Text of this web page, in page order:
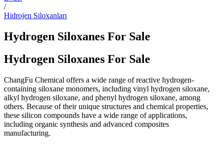
/
Hidrojen Siloxanları
Hydrogen Siloxanes For Sale
Hydrogen Siloxanes For Sale
ChangFu Chemical offers a wide range of reactive hydrogen-
containing siloxane monomers, including vinyl hydrogen siloxane,
alkyl hydrogen siloxane, and phenyl hydrogen siloxane, among
others. Because of their unique structures and chemical properties,
these silicon compounds have a wide range of applications,
including organic synthesis and advanced composites
manufacturing.